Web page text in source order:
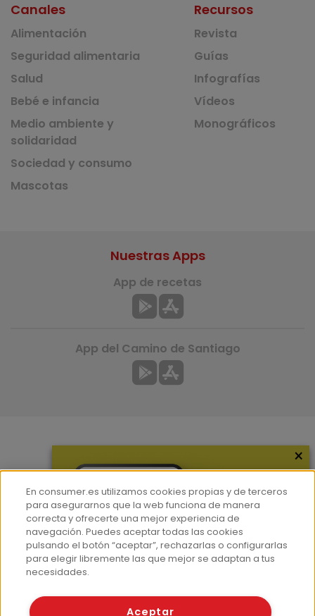
Canales
Alimentación
Seguridad alimentaria
Salud
Bebé e infancia
Medio ambiente y
solidaridad
Sociedad y consumo
Mascotas
Recursos
Revista
Guías
Infografías
Vídeos
Monográficos
Hemeroteca
Contacto
Prensa
Corpus Lingüístico Consumer
Nuestras Apps
App de recetas
App del Camino de Santiago
© Fundación EROSKI
×
En consumer.es utilizamos cookies propias y de terceros
para asegurarnos que la web funciona de manera
correcta y ofrecerte una mejor experiencia de
navegación. Puedes aceptar todas las cookies
pulsando el botón “aceptar”, rechazarlas o configurarlas
para elegir libremente las que mejor se adaptan a tus
necesidades.
Aceptar